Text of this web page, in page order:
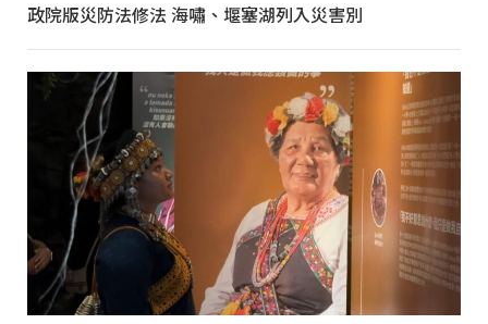
政院版災防法修法 海嘯、堰塞湖列入災害別